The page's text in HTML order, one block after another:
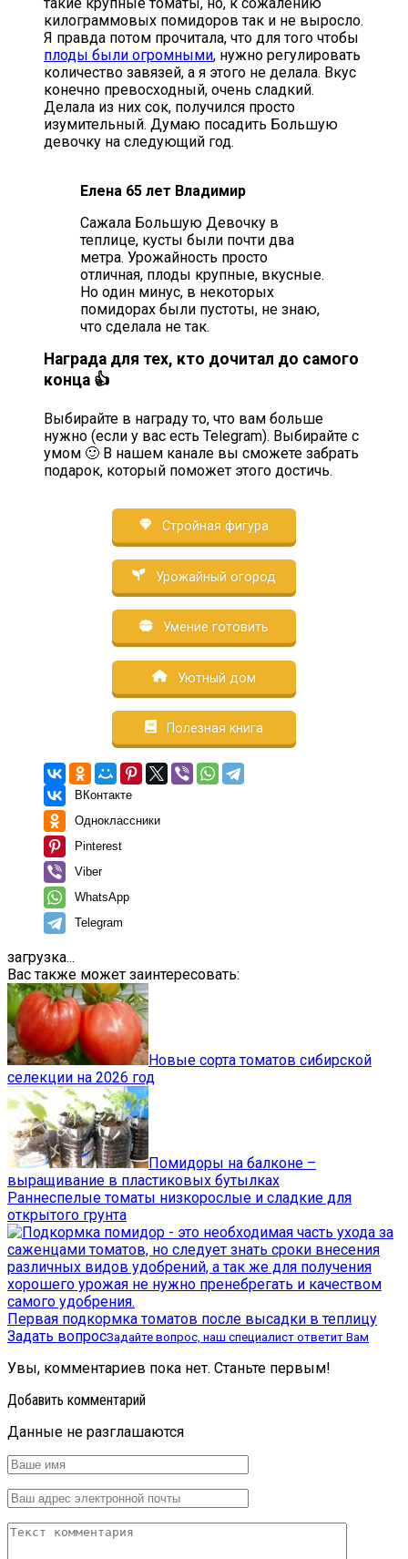
такие крупные томаты, но, к сожалению
килограммовых помидоров так и не выросло.
Я правда потом прочитала, что для того чтобы
плоды были огромными, нужно регулировать
количество завязей, а я этого не делала. Вкус
конечно превосходный, очень сладкий.
Делала из них сок, получился просто
изумительный. Думаю посадить Большую
девочку на следующий год.
Елена 65 лет Владимир
Сажала Большую Девочку в
теплице, кусты были почти два
метра. Урожайность просто
отличная, плоды крупные, вкусные.
Но один минус, в некоторых
помидорах были пустоты, не знаю,
что сделала не так.
Награда для тех, кто дочитал до самого
конца 👍
Выбирайте в награду то, что вам больше
нужно (если у вас есть Telegram). Выбирайте с
умом 🙂 В нашем канале вы сможете забрать
подарок, который поможет этого достичь.
Стройная фигура
Урожайный огород
Умение готовить
Уютный дом
Полезная книга
ВКонтакте
Одноклассники
Pinterest
Viber
WhatsApp
Telegram
загрузка...
Вас также может заинтересовать:
Новые сорта томатов сибирской
селекции на 2026 год
Помидоры на балконе –
выращивание в пластиковых бутылках
Раннеспелые томаты низкорослые и сладкие для
открытого грунта
Первая подкормка томатов после высадки в теплицу
Задать вопросЗадайте вопрос, наш специалист ответит Вам
Увы, комментариев пока нет. Станьте первым!
Добавить комментарий
Данные не разглашаются